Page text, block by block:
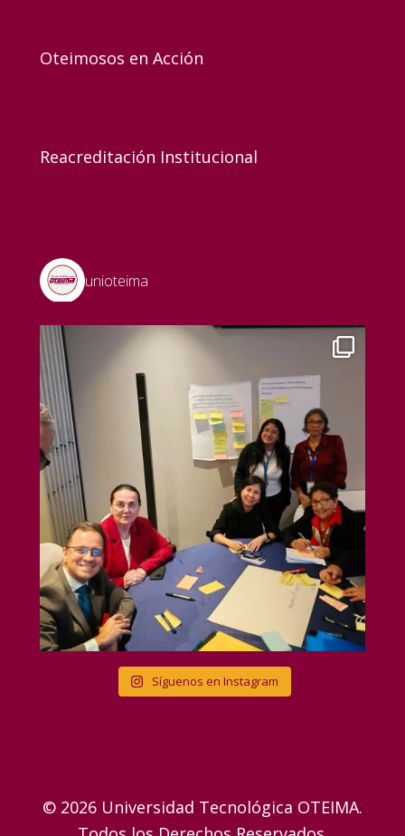
Oteimosos en Acción
Reacreditación Institucional
unioteima
Síguenos en Instagram
© 2026 Universidad Tecnológica OTEIMA.